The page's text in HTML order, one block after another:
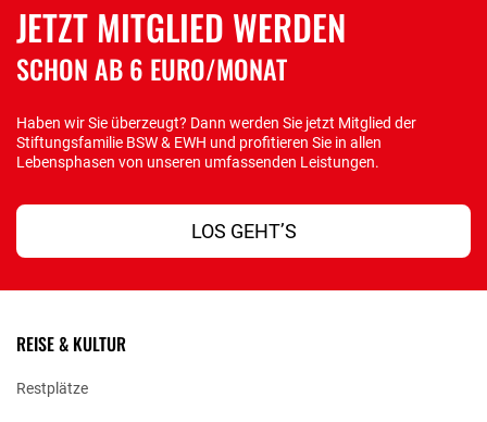
JETZT MITGLIED WERDEN
SCHON AB 6 EURO/MONAT
Haben wir Sie überzeugt? Dann werden Sie jetzt Mitglied der
Stiftungsfamilie BSW & EWH und profitieren Sie in allen
Lebensphasen von unseren umfassenden Leistungen.
LOS GEHT’S
REISE & KULTUR
Restplätze